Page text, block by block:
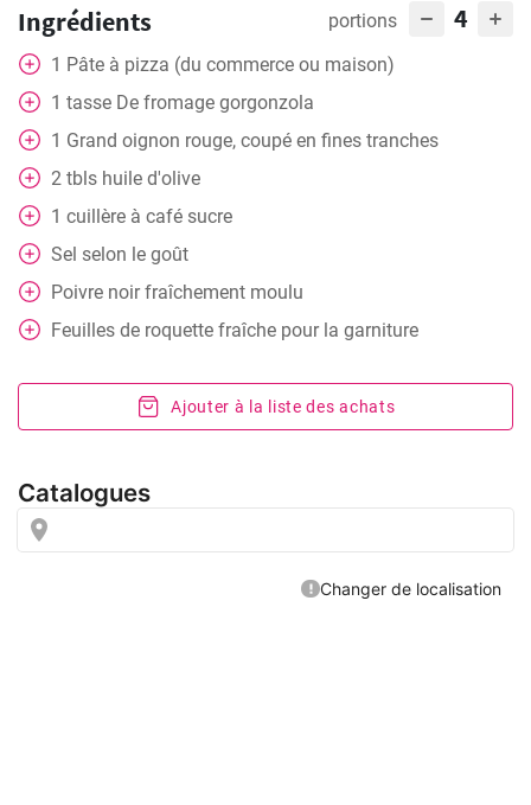
Ingrédients portions 4
1 Pâte à pizza (du commerce ou maison)
1 tasse De fromage gorgonzola
1 Grand oignon rouge, coupé en fines tranches
2 tbls huile d'olive
1 cuillère à café sucre
Sel selon le goût
Poivre noir fraîchement moulu
Feuilles de roquette fraîche pour la garniture
Ajouter à la liste des achats